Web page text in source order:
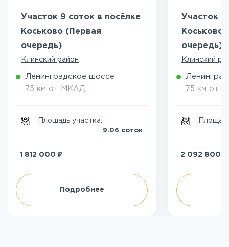
Участок 9 соток в посёлке
Коськово (Первая
очередь)
Клинский район
Ленинградское шоссе
75 км от МКАД
Площадь участка:
9.06 соток
1 812 000 ₽
Подробнее
Участок 9
Коськово
очередь)
Клинский
75 км от
2 092 800